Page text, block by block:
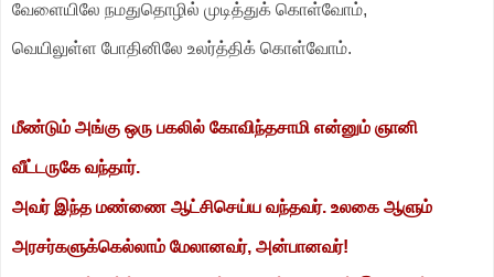
வேளையிலே நமதுதொழில் முடித்துக் கொள்வோம்,
வெயிலுள்ள போதினிலே உலர்த்திக் கொள்வோம்.
மீண்டும் அங்கு ஒரு பகலில் கோவிந்தசாமி என்னும் ஞானி
வீட்டருகே வந்தார்.
அவர் இந்த மண்ணை ஆட்சிசெய்ய வந்தவர். உலகை ஆளும்
அரசர்களுக்கெல்லாம் மேலானவர், அன்பானவர்!